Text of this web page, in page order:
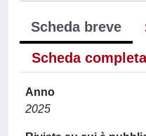
Scheda breve
Scheda
Anno
2025